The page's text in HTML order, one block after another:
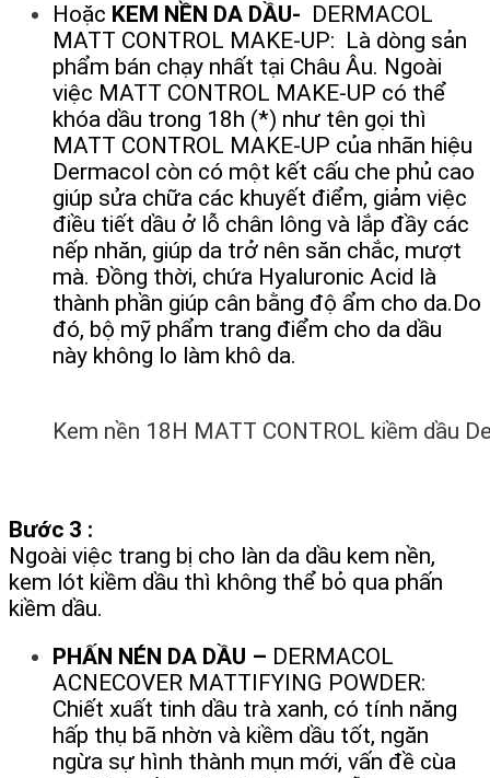
Hoặc KEM NỀN DA DẦU- DERMACOL
MATT CONTROL MAKE-UP: Là dòng sản
phẩm bán chạy nhất tại Châu Âu. Ngoài
việc MATT CONTROL MAKE-UP có thể
khóa dầu trong 18h (*) như tên gọi thì
MATT CONTROL MAKE-UP của nhãn hiệu
Dermacol còn có một kết cấu che phủ cao
giúp sửa chữa các khuyết điểm, giảm việc
điều tiết dầu ở lỗ chân lông và lắp đầy các
nếp nhăn, giúp da trở nên săn chắc, mượt
mà. Đồng thời, chứa Hyaluronic Acid là
thành phần giúp cân bằng độ ẩm cho da.Do
đó, bộ mỹ phẩm trang điểm cho da dầu
này không lo làm khô da.
Kem nền 18H MATT CONTROL kiềm dầu
Bước 3 :
Ngoài việc trang bị cho làn da dầu kem nền,
kem lót kiềm dầu thì không thể bỏ qua phấn
kiềm dầu.
PHẤN NÉN DA DẦU – DERMACOL
ACNECOVER MATTIFYING POWDER:
Chiết xuất tinh dầu trà xanh, có tính năng
hấp thụ bã nhờn và kiềm dầu tốt, ngăn
ngừa sự hình thành mụn mới, vấn đề cùa